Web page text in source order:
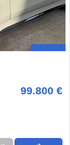
99.800 €